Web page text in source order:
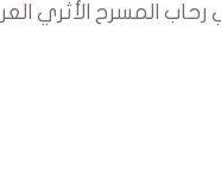
رحاب المسرح الأثري